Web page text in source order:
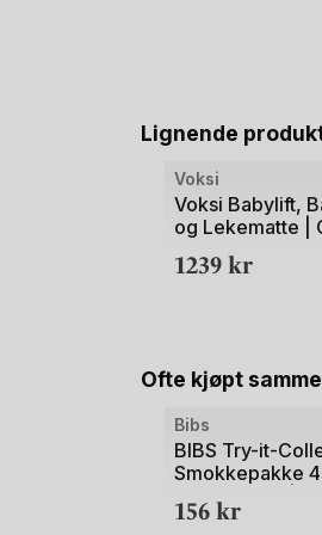
Lignende
Bilde
av
Voksi
Voksi Babylift,
og Lekematte |
1239kr
Ofte kjøpt
Bilde
av
Bibs
BIBS Try-it-
Smokkepakke
Naturgummi | 0-
156kr